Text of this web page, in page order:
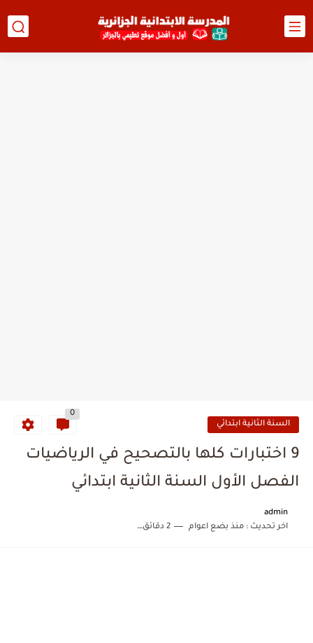
السنة الثانية ابتدائي
0
9 اختبارات كلها بالتصحيح في الرياضيات
الفصل الأول السنة الثانية ابتدائي
admin
اخر تحديث :منذ بضع اعوام 2 دقائق للقراءة